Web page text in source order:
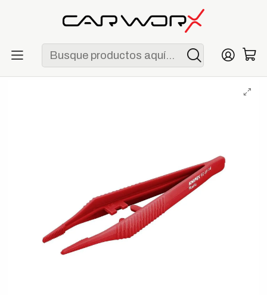
ENVÍO GRATIS POR COMPRAS MAYORES A S/ 250
Knipex 92 69 84 Pinza de Precisión de Plástico 130 mm